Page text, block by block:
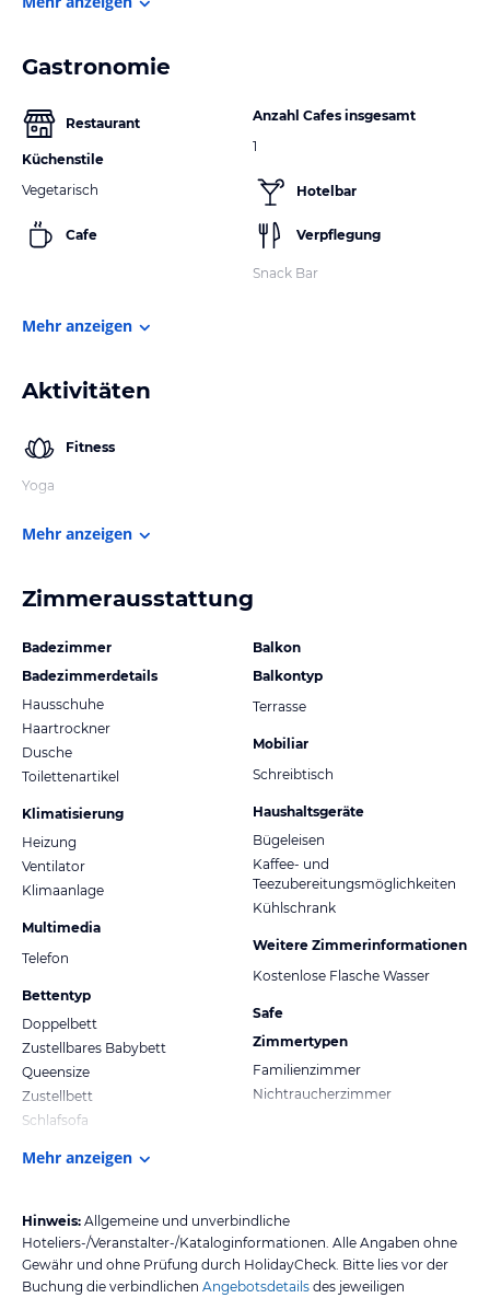
Gastronomie
Restaurant
Küchenstile
Vegetarisch
Cafe
Anzahl Cafes insgesamt
1
Hotelbar
Verpflegung
Snack Bar
Mehr anzeigen
Aktivitäten
Fitness
Yoga
Mehr anzeigen
Zimmerausstattung
Badezimmer
Badezimmerdetails
Hausschuhe
Haartrockner
Dusche
Toilettenartikel
Klimatisierung
Heizung
Ventilator
Klimaanlage
Multimedia
Telefon
Bettentyp
Doppelbett
Zustellbares Babybett
Queensize
Zustellbett
Schlafsofa
Balkon
Balkontyp
Terrasse
Mobiliar
Schreibtisch
Haushaltsgeräte
Bügeleisen
Kaffee- und
Teezubereitungsmöglichkeiten
Kühlschrank
Weitere Zimmerinformationen
Kostenlose Flasche Wasser
Safe
Zimmertypen
Familienzimmer
Nichtraucherzimmer
Mehr anzeigen
Hinweis: Allgemeine und unverbindliche
Hoteliers-/Veranstalter-/Kataloginformationen. Alle Angaben ohne
Gewähr und ohne Prüfung durch HolidayCheck. Bitte lies vor der
Buchung die verbindlichen Angebotsdetails des jeweiligen